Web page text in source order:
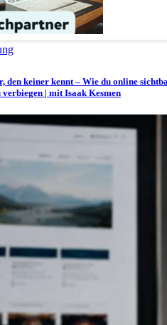
den keiner kennt – Wie du online
| mit Isaak Kesmen